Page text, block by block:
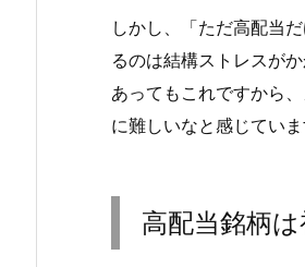
しかし、「ただ高配当
るのは結構ストレスが
あってもこれですから
に難しいなと感じていま
高配当銘柄